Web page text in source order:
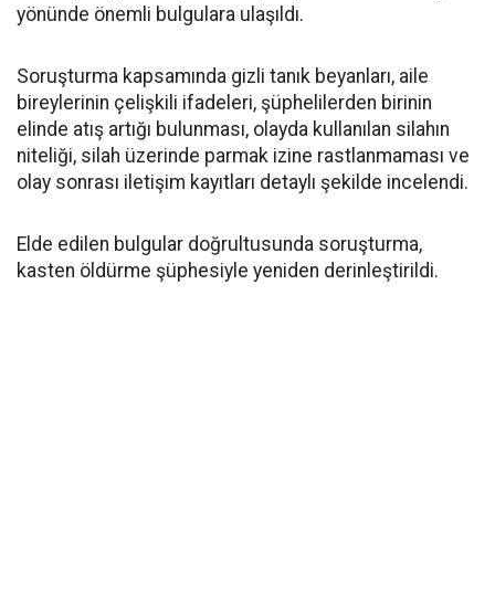
yönünde önemli bulgulara ulaşıldı.
Soruşturma kapsamında gizli tanık beyanları, aile
bireylerinin çelişkili ifadeleri, şüphelilerden birinin
elinde atış artığı bulunması, olayda kullanılan silahın
niteliği, silah üzerinde parmak izine rastlanmaması ve
olay sonrası iletişim kayıtları detaylı şekilde incelendi.
Elde edilen bulgular doğrultusunda soruşturma,
kasten öldürme şüphesiyle yeniden derinleştirildi.